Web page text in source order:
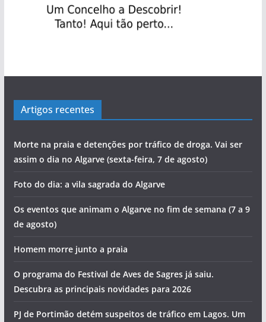
Artigos recentes
Morte na praia e detenções por tráfico de droga. Vai ser
assim o dia no Algarve (sexta-feira, 7 de agosto)
Foto do dia: a vila sagrada do Algarve
Os eventos que animam o Algarve no fim de semana (7 a 9
de agosto)
Homem morre junto a praia
O programa do Festival de Aves de Sagres já saiu.
Descubra as principais novidades para 2026
PJ de Portimão detém suspeitos de tráfico em Lagos. Um